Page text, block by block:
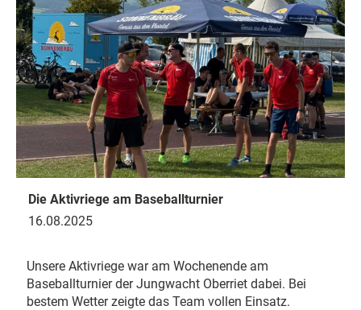
Die Aktivriege am Baseballturnier
16.08.2025
Unsere Aktivriege war am Wochenende am
Baseballturnier der Jungwacht Oberriet dabei. Bei
bestem Wetter zeigte das Team vollen Einsatz.